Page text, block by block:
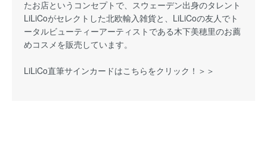
たお店というコンセプトで、スウェーデン出身のタレント
LiLiCoがセレクトした北欧輸入雑貨と、LiLiCoの友人でト
ータルビューティーアーティストである木下美穂里のお薦
めコスメを販売しています。
LiLiCo直筆サインカードはこちらをクリック！＞＞